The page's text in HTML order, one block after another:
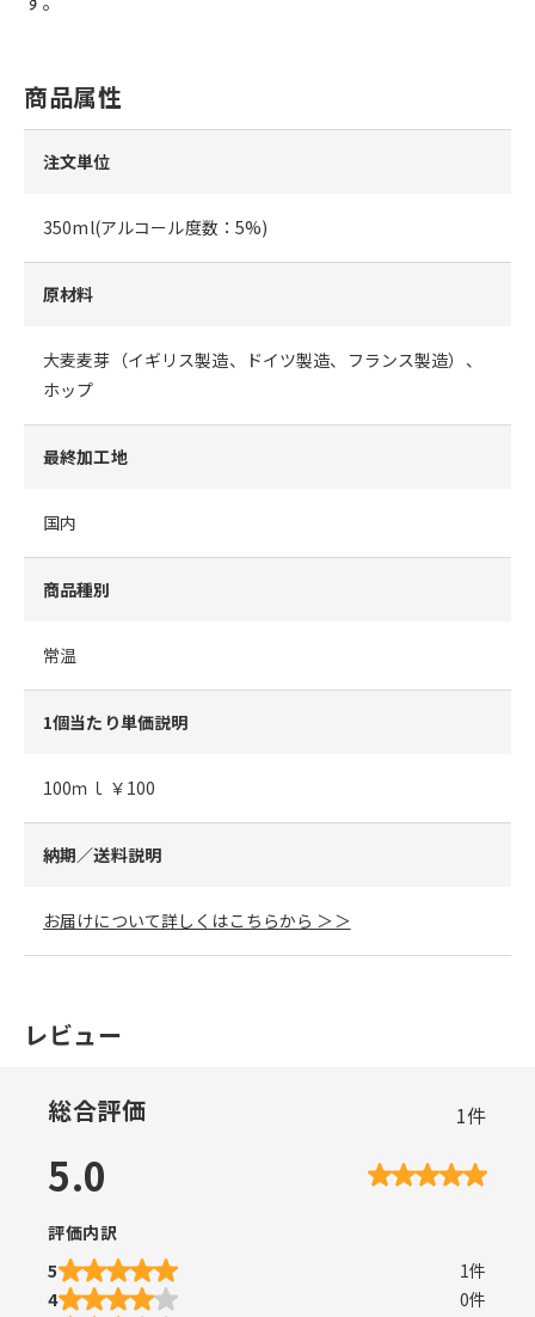
商品属性
注文単位
350ml(アルコール度数：5%)
原材料
大麦麦芽（イギリス製造、ドイツ製造、フランス製造）、
ホップ
最終加工地
国内
商品種別
常温
1個当たり単価説明
100ｍｌ ￥100
納期／送料説明
お届けについて詳しくはこちらから ＞＞
レビュー
総合評価 1件
5.0
評価内訳
5
1件
4
0件